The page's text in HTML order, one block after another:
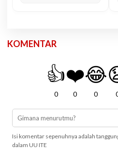
KOMENTAR
👍
0
❤️
0
😂
0
Isi komentar sepenuhnya adalah
dalam UU ITE